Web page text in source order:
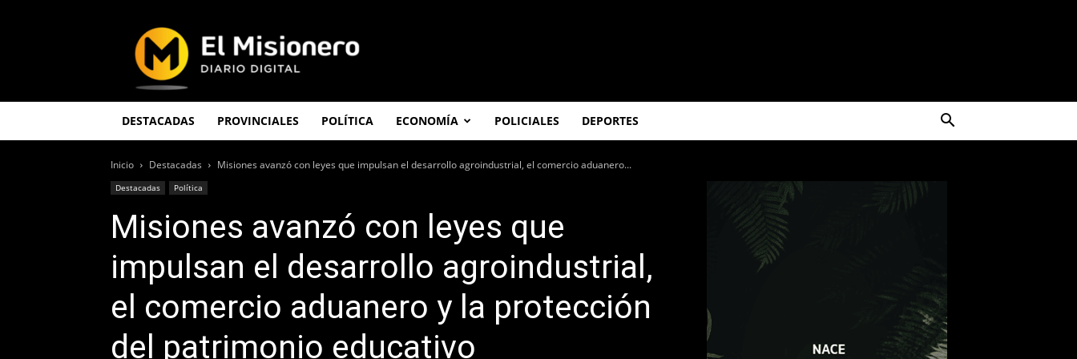
Misionero
DESTACADAS PROVINCIALES POLÍTICA ECONOMÍA POLICIALES DEPORTES
Inicio Destacadas Misiones avanzó con leyes que impulsan el desarrollo agroindustrial, el comercio aduanero...
Destacadas Política
Misiones avanzó con leyes que
impulsan el desarrollo agroindustrial,
el comercio aduanero y la protección
del patrimonio educativo